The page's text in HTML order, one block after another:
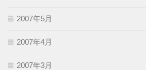
2007年5月
2007年4月
2007年3月